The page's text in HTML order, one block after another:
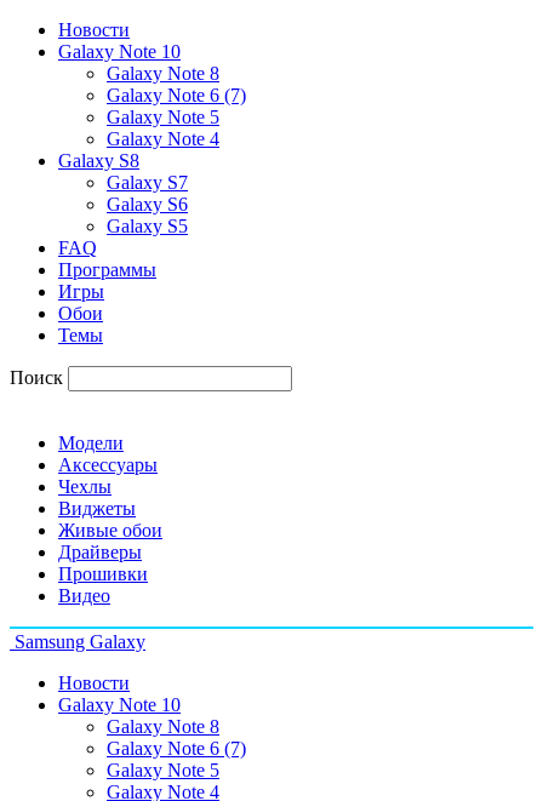
Новости
Galaxy Note 10
Galaxy Note 8
Galaxy Note 6 (7)
Galaxy Note 5
Galaxy Note 4
Galaxy S8
Galaxy S7
Galaxy S6
Galaxy S5
FAQ
Программы
Игры
Обои
Темы
Поиск
Модели
Аксессуары
Чехлы
Виджеты
Живые обои
Драйверы
Прошивки
Видео
Samsung Galaxy
Новости
Galaxy Note 10
Galaxy Note 8
Galaxy Note 6 (7)
Galaxy Note 5
Galaxy Note 4